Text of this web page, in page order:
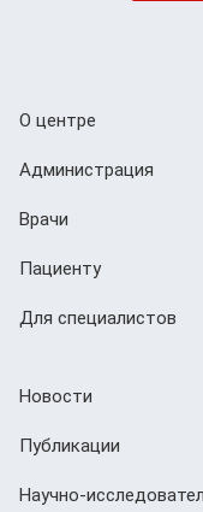
О центре
Администрация
Врачи
Пациенту
Для специалистов
Новости
Публикации
Научно-